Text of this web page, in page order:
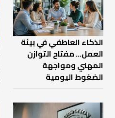
الذكاء العاطفي في بيئة
العمل… مفتاح التوازن
المهني ومواجهة
الضغوط اليومية